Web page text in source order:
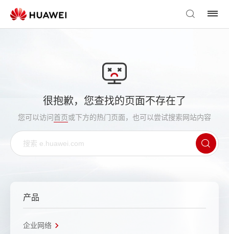
很抱歉，您查找的页面不存在了
您可以访问首页或下方的热门页面，也可以尝试搜索网站内容
产品
企业网络